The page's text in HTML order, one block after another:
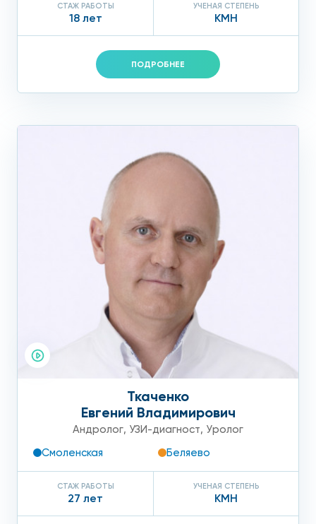
СТАЖ РАБОТЫ
18 лет
УЧЕНАЯ СТЕПЕНЬ
КМН
ПОДРОБНЕЕ
Ткаченко
Евгений Владимирович
Андролог, УЗИ-диагност, Уролог
Смоленская
Беляево
СТАЖ РАБОТЫ
27 лет
УЧЕНАЯ СТЕПЕНЬ
КМН